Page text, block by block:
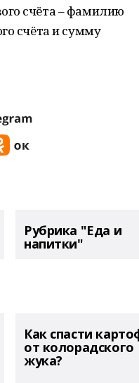
счёта – фамилию
счёта и сумму
Рубрика "Еда и
напитки"
Как спасти
от колорадского
жука?